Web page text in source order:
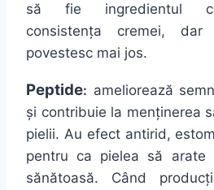
să fie ingredientul
consistența cremei, dar
povestesc mai jos.
Peptide: ameliorează
și contribuie la menținerea
pielii. Au efect antirid,
pentru ca pielea să arate
sănătoasă. Când